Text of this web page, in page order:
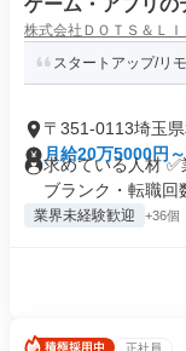
ゲーム・アプリの
株式会社ＤＯＴＳ＆ＬＩ
スタートアップ/リ
〒351-0113埼玉
月給20万5000円
求めている人材
ブランク・転職回
業界未経験歓迎 +36個
正社員